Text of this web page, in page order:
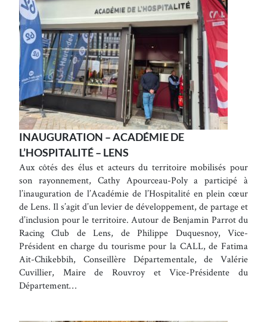
INAUGURATION – ACADÉMIE DE
L’HOSPITALITÉ – LENS
Aux côtés des élus et acteurs du territoire mobilisés pour
son rayonnement, Cathy Apourceau-Poly a participé à
l’inauguration de l’Académie de l’Hospitalité en plein cœur
de Lens. Il s’agit d’un levier de développement, de partage et
d’inclusion pour le territoire. Autour de Benjamin Parrot du
Racing Club de Lens, de Philippe Duquesnoy, Vice-
Président en charge du tourisme pour la CALL, de Fatima
Ait-Chikebbih, Conseillère Départementale, de Valérie
Cuvillier, Maire de Rouvroy et Vice-Présidente du
Département…